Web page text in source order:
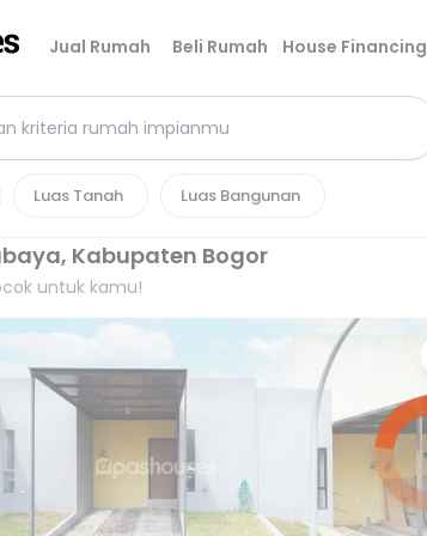
Jual Rumah Beli Rumah House Financing
Luas Tanah Luas Bangunan
Kabupaten Bogor
untuk kamu!